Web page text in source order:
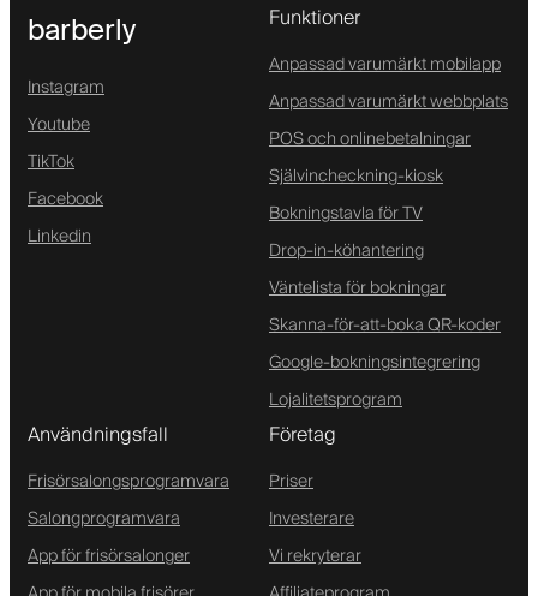
barberly
Instagram
Youtube
TikTok
Facebook
Linkedin
Funktioner
Anpassad varumärkt mobilapp
Anpassad varumärkt webbplats
POS och onlinebetalningar
Självincheckning-kiosk
Bokningstavla för TV
Drop-in-köhantering
Väntelista för bokningar
Skanna-för-att-boka QR-koder
Google-bokningsintegrering
Lojalitetsprogram
Användningsfall
Frisörsalongsprogramvara
Salongprogramvara
App för frisörsalonger
Företag
Priser
Investerare
Vi rekryterar